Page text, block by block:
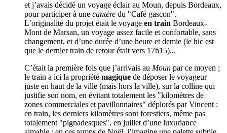
et j’avais décidé un voyage éclair au Moun, depuis Bordeaux,
pour participer à une cantère du "Café gascon".
L’originalité du projet était le voyage en train Bordeaux-
Mont de Marsan, un voyage assez facile et confortable, sans
changement, et d’une durée d’une heure et demie (le hic est
que le dernier train de retour était vers 17h15)...
C’était la première fois que j’arrivais au Moun par ce moyen ;
le train a ici la propriété magique de déposer le voyageur
juste en haut de la ville (mais hors la ville), sur la colline qui
justifie son nom, en évitant totalement les "kilomètres de
zones commerciales et pavillonnaires" déplorés par Vincent :
en train, les derniers kilomètres sont forestiers, même pas
totalement "pignadesques", en juillet d’une luxuriance